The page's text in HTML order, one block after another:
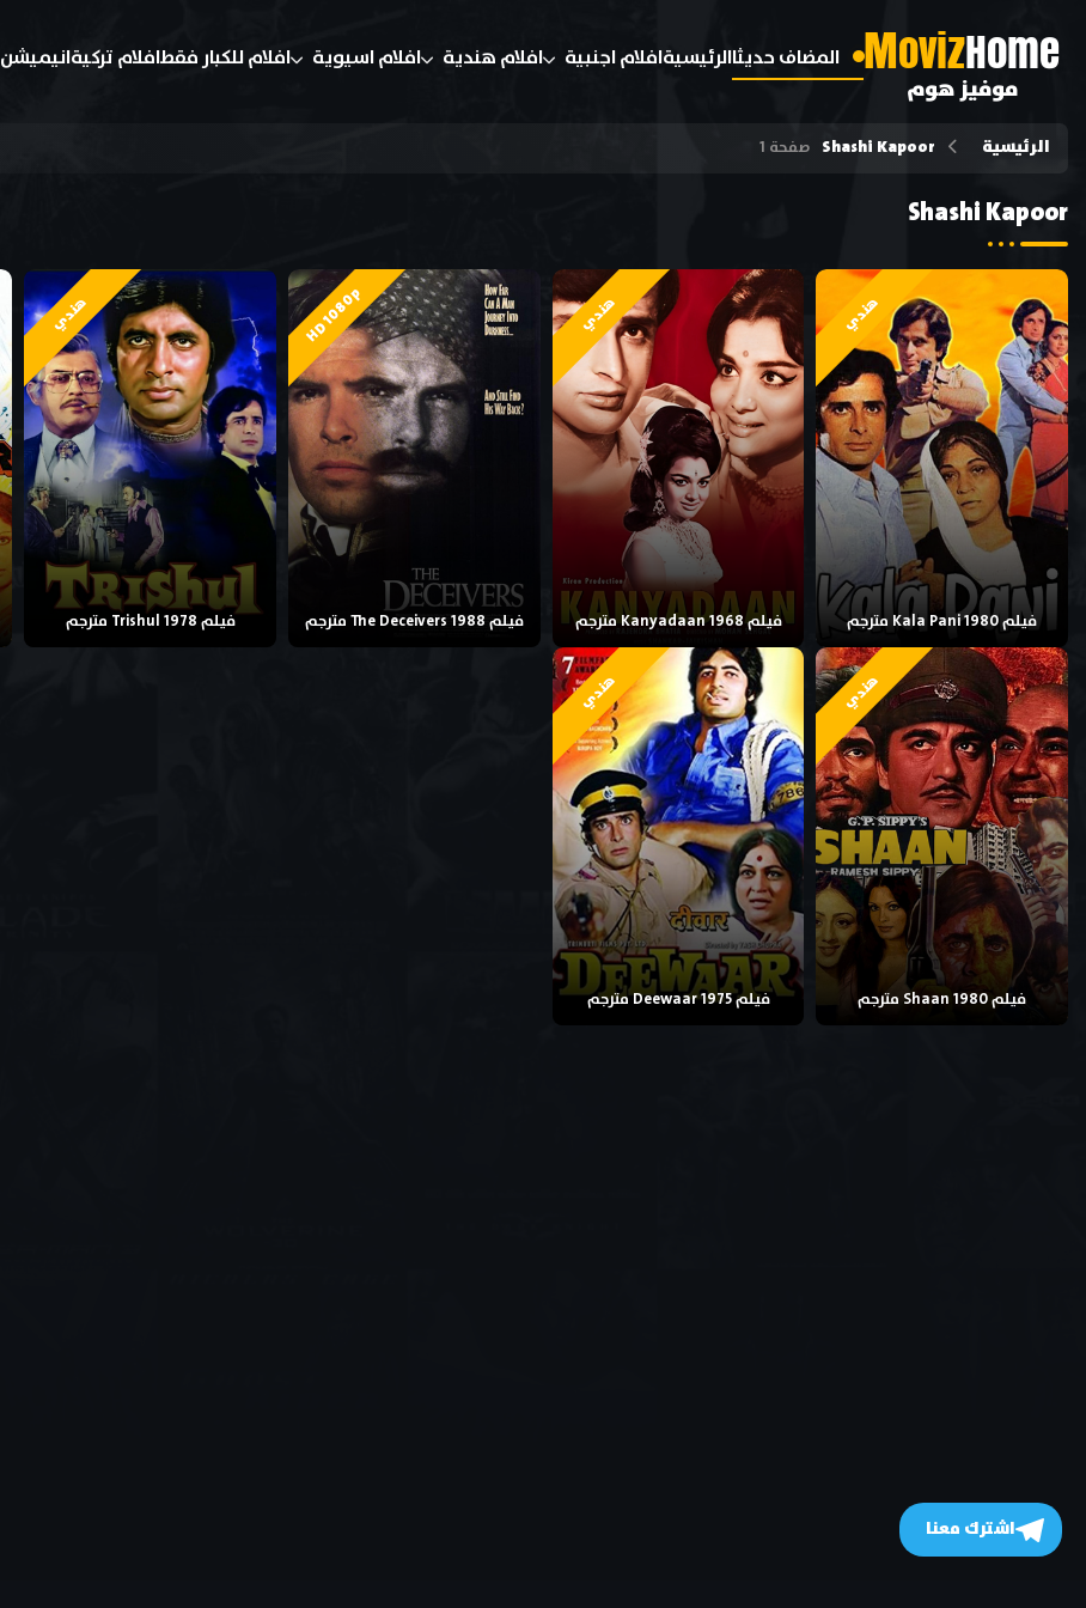
MovizHome
موفيز هوم
المضاف حديثاالرئيسيةافلام اجنبية افلام هندية افلام اسيوية افلام للكبار فقطافلام تركيةانيميشن
الرئيسية Shashi Kapoor صفحة 1
Shashi Kapoor
هندي
فيلم Kala Pani 1980 مترجم
هندي
فيلم Kanyadaan 1968 مترجم
HD 1080p
فيلم The Deceivers 1988 مترجم
هندي
فيلم Trishul 1978 مترجم
هندي
فيلم Shaan 1980 مترجم
هندي
فيلم Deewaar 1975 مترجم
اشترك معنا